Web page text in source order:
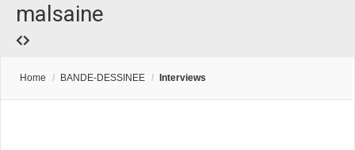
malsaine
Home / BANDE-DESSINEE / Interviews